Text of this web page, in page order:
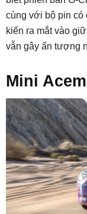
cùng với bộ pin có
kiến ra mắt vào
vẫn gây ấn tượng
Mini